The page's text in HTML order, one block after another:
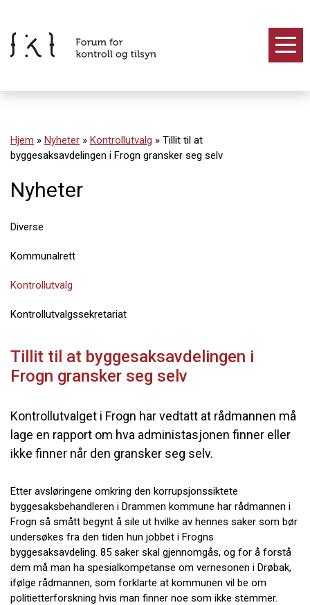
innholdet
Hjem » Nyheter » Kontrollutvalg » Tillit til at
byggesaksavdelingen i Frogn gransker seg selv
Nyheter
Diverse
Kommunalrett
Kontrollutvalg
Kontrollutvalgssekretariat
Tillit til at byggesaksavdelingen i
Frogn gransker seg selv
Kontrollutvalget i Frogn har vedtatt at rådmannen må
lage en rapport om hva administasjonen finner eller
ikke finner når den gransker seg selv.
Etter avsløringene omkring den korrupsjonssiktete
byggesaksbehandleren i Drammen kommune har rådmannen i
Frogn så smått begynt å sile ut hvilke av hennes saker som bør
undersøkes fra den tiden hun jobbet i Frogns
byggesaksavdeling. 85 saker skal gjennomgås, og for å forstå
dem må man ha spesialkompetanse om vernesonen i Drøbak,
ifølge rådmannen, som forklarte at kommunen vil be om
politietterforskning hvis man finner noe som ikke stemmer.